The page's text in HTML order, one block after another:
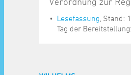
Lesefassung , Stand:
Tag der